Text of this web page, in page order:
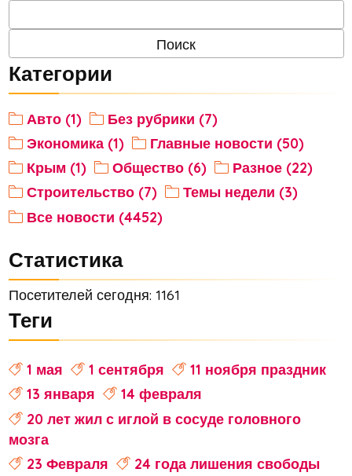
Категории
Авто (1)
Без рубрики (7)
Экономика (1)
Главные новости (50)
Крым (1)
Общество (6)
Разное (22)
Строительство (7)
Темы недели (3)
Все новости (4452)
Статистика
Посетителей сегодня: 1161
Теги
1 мая 1 сентября
11 ноября праздник
13 января
14 февраля
20 лет жил с иглой в сосуде головного
мозга
23 Февраля
24 года лишения свободы